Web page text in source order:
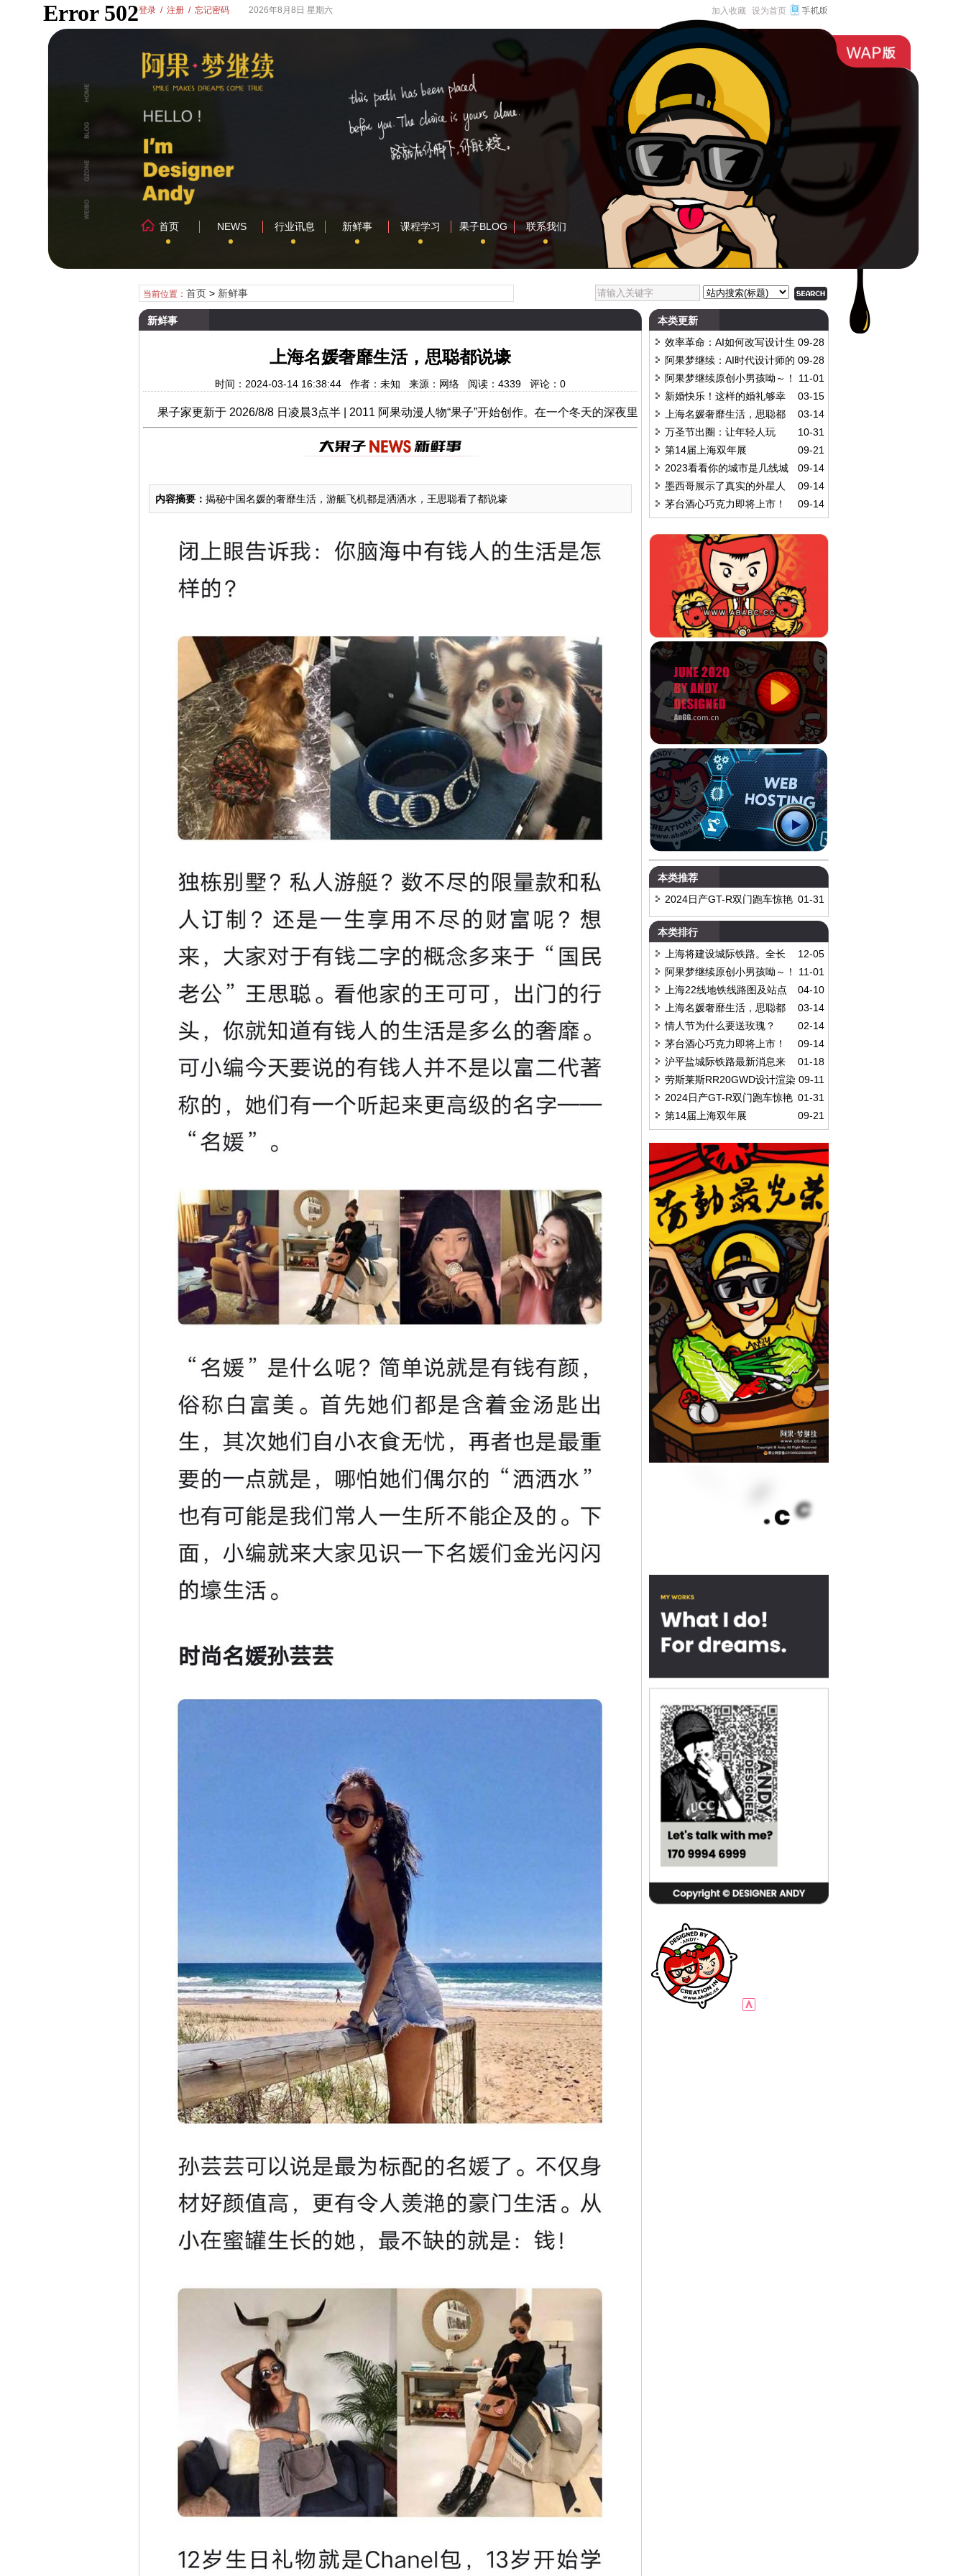
登录/ 注册/ 忘记密码 2026年8月8日 星期六 加入收藏 设为首页
首页 NEWS 行业讯息 新鲜事 课程学习 果子BLOG 联系我们
当前位置： 首页> 新鲜事
新鲜事
上海名媛奢靡生活，思聪都说壕
时间：2024-03-14 16:38:44 作者：未知 来源：网络 阅读： 4339评论： 0
2026/8/8 日凌晨3点半 | 2011 阿果动漫人物“果子”开始创作。在一个冬天的深夜里，在一个寂静的夜里，萌生了这个创作的想法。果子有爱憎分明，光鲜炽热
内容摘要： 揭秘中国名媛的奢靡生活，游艇飞机都是洒洒水，王思聪看了都说壕
本类更新
09-28
效率革命：AI如何改写设计生
产逻辑
09-28
阿果梦继续：AI时代设计师的
共创生态
11-01
阿果梦继续原创小男孩呦～！
03-15
新婚快乐！这样的婚礼够幸
福
03-14
上海名媛奢靡生活，思聪都
说壕
10-31
万圣节出圈：让年轻人玩
嗨！
09-21
第14届上海双年展
09-14
2023看看你的城市是几线城
市
09-14
墨西哥展示了真实的外星人
尸体
09-14
茅台酒心巧克力即将上市！
本类推荐
01-31
2024日产GT-R双门跑车惊艳
来袭
本类排行
12-05
上海将建设城际铁路。全长
50.9公里，预计在2025年完成 11-01
阿果梦继续原创小男孩呦～！
04-10
上海22线地铁线路图及站点
03-14
上海名媛奢靡生活，思聪都
说壕
02-14
情人节为什么要送玫瑰？
09-14
茅台酒心巧克力即将上市！
01-18
沪平盐城际铁路最新消息来
了！站点位置确定！
09-11
劳斯莱斯RR20GWD设计渲染
图
01-31
2024日产GT-R双门跑车惊艳
来袭
09-21
第14届上海双年展